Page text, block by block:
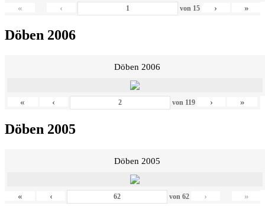
« ‹ von 15 › »
Döben 2006
Döben 2006
« ‹ von 119 › »
Döben 2005
Döben 2005
« ‹ von62 › »